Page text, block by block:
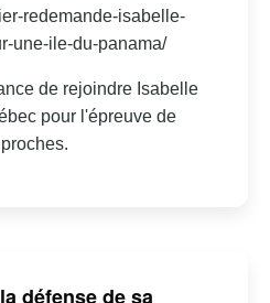
redemande-isabelle-
une-ile-du-panama/
de rejoindre Isabelle
pour l'épreuve de
défense de sa